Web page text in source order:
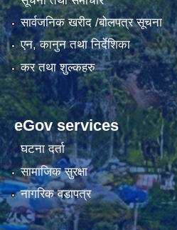
सार्वजनिक खरीद /बोलपत्र सूचना
एन, कानुन तथा निर्देशिका
कर तथा शुल्कहरु
eGov services
घटना दर्ता
सामाजिक सुरक्षा
नागरिक वडापत्र